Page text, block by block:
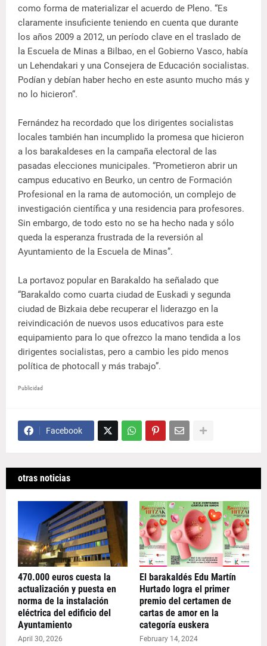
como forma de materializar el acuerdo de Pleno. “Es
claramente insuficiente teniendo en cuenta que durante
los años 2009 a 2012, un período clave en el traslado de
la Escuela de Minas a Bilbao, en el Gobierno Vasco, había
un Lehendakari y una Consejera de Educación socialistas.
Podían y debían haber hecho en este asunto mucho más y
no lo hicieron“.
Fernández ha recordado que los dirigentes socialistas
locales también han incumplido la promesa que hicieron
a los barakaldeses en la campaña electoral de las
pasadas elecciones municipales. “Prometieron abrir un
campus educativo en Beurko, un centro de Formación
Profesional en la rama de automoción, un complejo de
investigación científica y una residencia para profesores.
Sin embargo, de todo esto no se ha hecho nada y sólo
queda la esperanza frustrada de la reversión al
Ayuntamiento de la Escuela de Minas”.
La portavoz popular en Barakaldo ha señalado que
“Barakaldo como cuarta ciudad de Euskadi y segunda
ciudad de Bizkaia debe recuperar el liderazgo en la
reivindicación de nuevos usos educativos para este
equipamiento para lo que ofrezco la mano tendida a los
dirigentes socialistas, pero a cambio les pido menos
política de photocall y más trabajo”.
Publicidad
Facebook
otras noticias
470.000 euros cuesta la
actualización y puesta en
norma de la instalación
eléctrica del edificio del
Ayuntamiento
April 30, 2026
El barakaldés Edu Martín
Hurtado logra el primer
premio del certamen de
cartas de amor en la
categoría euskera
February 14, 2024